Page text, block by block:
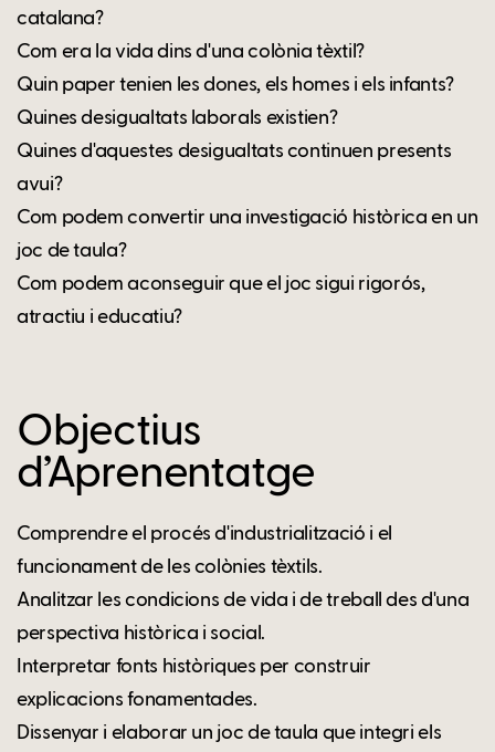
catalana?
Com era la vida dins d'una colònia tèxtil?
Quin paper tenien les dones, els homes i els infants?
Quines desigualtats laborals existien?
Quines d'aquestes desigualtats continuen presents
avui?
Com podem convertir una investigació històrica en un
joc de taula?
Com podem aconseguir que el joc sigui rigorós,
atractiu i educatiu?
Objectius
d’Aprenentatge
Comprendre el procés d'industrialització i el
funcionament de les colònies tèxtils.
Analitzar les condicions de vida i de treball des d'una
perspectiva històrica i social.
Interpretar fonts històriques per construir
explicacions fonamentades.
Dissenyar i elaborar un joc de taula que integri els